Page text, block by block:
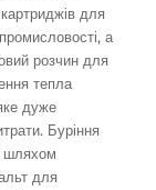
для
а
розчин для
тепла
дуже
Буріння
шляхом
для